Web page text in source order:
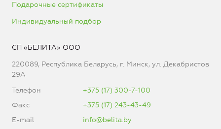
Подарочные сертификаты
Индивидуальный подбор
СП «БЕЛИТА» ООО
220089, Республика Беларусь, г. Минск, ул. Декабристов
29А
Телефон
+375 (17) 300-7-100
Факс
+375 (17) 243-43-49
E-mail
info@belita.by